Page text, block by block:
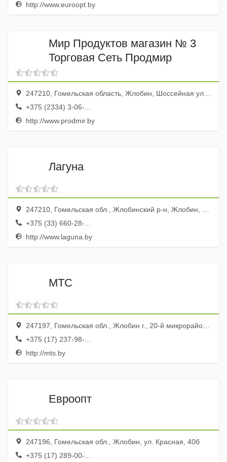
http://www.euroopt.by
Мир Продуктов магазин № 3
Торговая Сеть Продмир
247210, Гомельская область, Жлобин, Шоссейная улица, 109
+375 (2334) 3-06-...
http://www.prodmir.by
Лагуна
247210, Гомельская обл., Жлобинский р-н, Жлобин, 1-й Заводской пер., 12, корп.2
+375 (33) 660-28-...
http://www.laguna.by
МТС
247197, Гомельская обл., Жлобин г., 20-й микрорайон, 30
+375 (17) 237-98-...
http://mts.by
Евроопт
247196, Гомельская обл., Жлобин, ул. Красная, 40б
+375 (17) 289-00-...